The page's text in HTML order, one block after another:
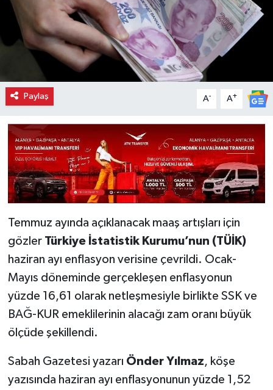
Paylaş A- A+
Temmuz ayında açıklanacak maaş artışları için
gözler Türkiye İstatistik Kurumu’nun (TÜİK)
haziran ayı enflasyon verisine çevrildi. Ocak-
Mayıs döneminde gerçekleşen enflasyonun
yüzde 16,61 olarak netleşmesiyle birlikte SSK ve
BAĞ-KUR emeklilerinin alacağı zam oranı büyük
ölçüde şekillendi.
Sabah Gazetesi yazarı Önder Yılmaz, köşe
yazısında haziran ayı enflasyonunun yüzde 1,52